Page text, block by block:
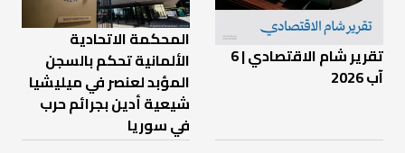
تقرير شام الاقتصادي | 6
آب 2026
المحكمة الاتحادية
الألمانية تحكم بالسجن
المؤبد لعنصر في ميليشيا
شيعية أدين بجرائم حرب
في سوريا